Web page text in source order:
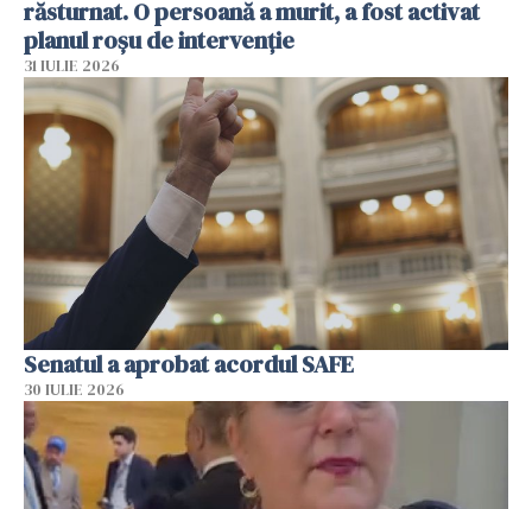
răsturnat. O persoană a murit, a fost activat
planul roșu de intervenție
31 IULIE 2026
Senatul a aprobat acordul SAFE
30 IULIE 2026